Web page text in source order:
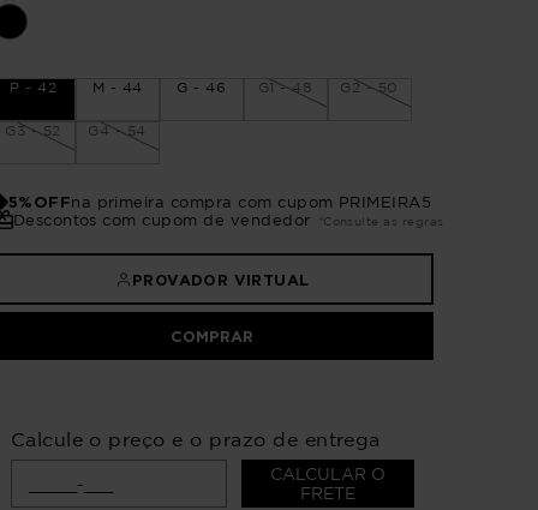
P - 42 M - 44 G - 46 G1 - 48 G2 - 50
G3 - 52 G4 - 54
5%OFFna primeira compra com cupom PRIMEIRA5
Descontos com cupom de vendedor
*Consulte as regras
PROVADOR VIRTUAL
COMPRAR
Calcule o preço e o prazo de entrega
CALCULAR O
FRETE